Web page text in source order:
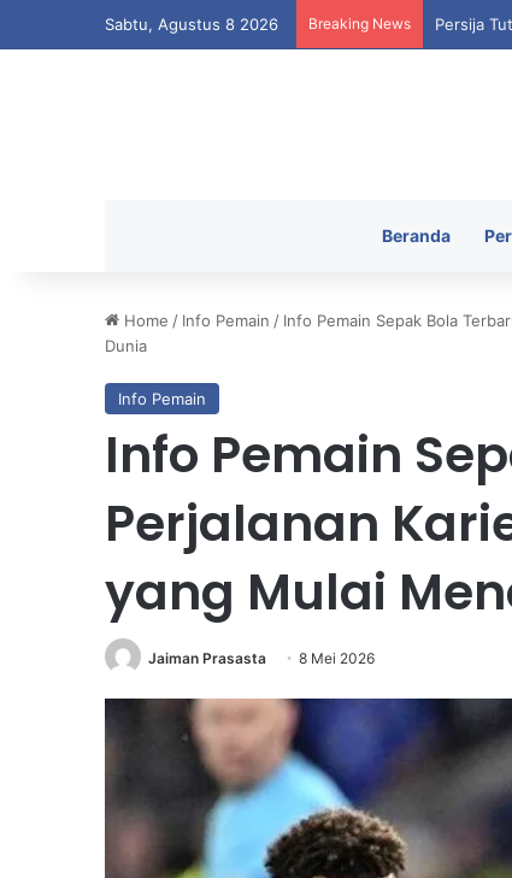
Sabtu, Agustus 8 2026 Breaking News Persija
Beranda
Home / Info Pemain / Info Pemain Sepak Bola
Dunia
Info Pemain
Info Pemain
Perjalanan
yang Mulai
Jaiman Prasasta 8 Mei 2026